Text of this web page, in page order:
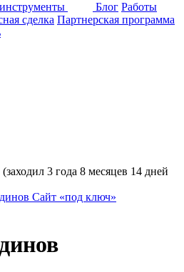
Блог Работы
сделка Партнерская программа
3 года 8 месяцев 14 дней